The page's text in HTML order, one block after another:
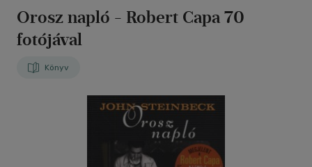
Orosz napló - Robert Capa 70
fotójával
Könyv